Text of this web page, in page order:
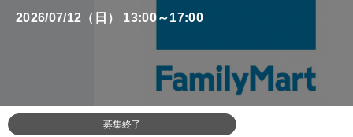
2026/07/12（日） 13:00～17:00
募集終了